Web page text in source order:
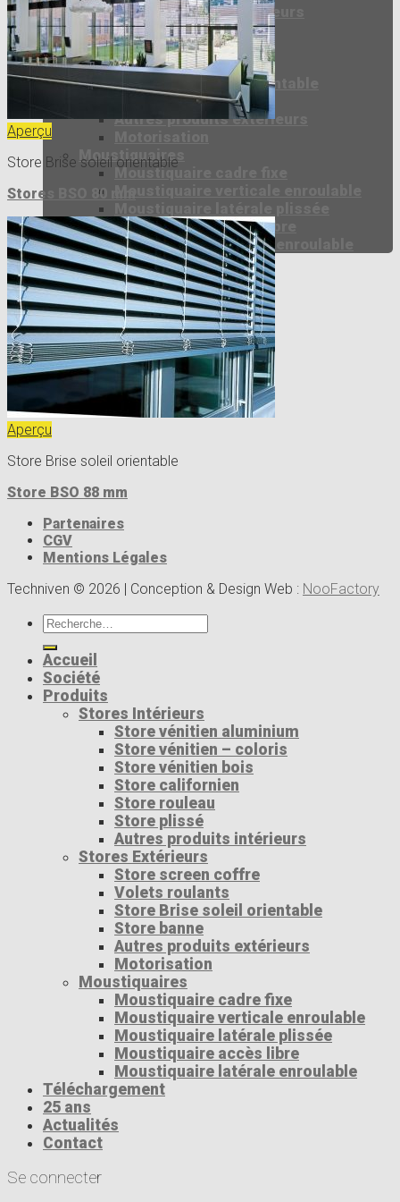
Autres produits intérieurs
Stores Extérieurs
Store screen coffre
Volets roulants
Store Brise soleil orientable
Store banne
Autres produits extérieurs
Moustiquaires
Moustiquaire cadre fixe
Moustiquaire accès libre
Moustiquaire latérale enroulable
Téléchargement
25 ans
Actualités
Contact
Recherche
pour :
Aperçu
Store Brise soleil orientable
Stores BSO 80 mm
Aperçu
Store Brise soleil orientable
Store BSO 88 mm
Partenaires
CGV
Mentions Légales
Techniven © 2026 | Conception & Design Web : NooFactory
Recherche
pour :
Accueil
Société
Produits
Stores Intérieurs
Store vénitien aluminium
Store vénitien – coloris
Store vénitien bois
Store californien
Store rouleau
Store plissé
Autres produits intérieurs
Stores Extérieurs
Store screen coffre
Volets roulants
Store Brise soleil orientable
Store banne
Autres produits extérieurs
Motorisation
Moustiquaires
Moustiquaire cadre fixe
Moustiquaire verticale enroulable
Moustiquaire latérale plissée
Moustiquaire accès libre
Moustiquaire latérale enroulable
Téléchargement
25 ans
Actualités
Contact
Se connecter